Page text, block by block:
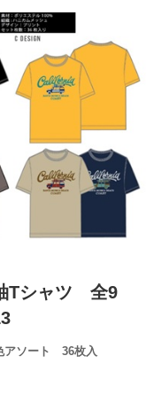
Tシャツ 全9
アソート 36枚入